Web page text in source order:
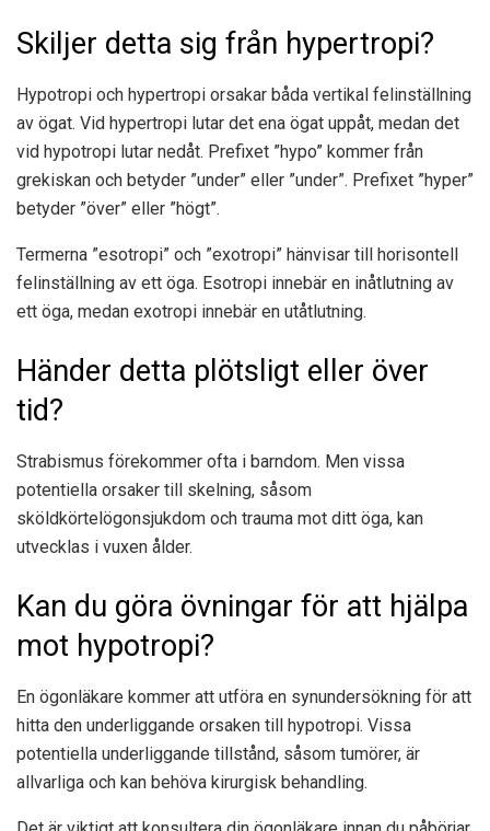
Skiljer detta sig från hypertropi?
Hypotropi och hypertropi orsakar båda vertikal felinställning
av ögat. Vid hypertropi lutar det ena ögat uppåt, medan det
vid hypotropi lutar nedåt. Prefixet ”hypo” kommer från
grekiskan och betyder ”under” eller ”under”. Prefixet ”hyper”
betyder ”över” eller ”högt”.
Termerna ”esotropi” och ”exotropi” hänvisar till horisontell
felinställning av ett öga. Esotropi innebär en inåtlutning av
ett öga, medan exotropi innebär en utåtlutning.
Händer detta plötsligt eller över
tid?
Strabismus förekommer ofta i barndom. Men vissa
potentiella orsaker till skelning, såsom
sköldkörtelögonsjukdom och trauma mot ditt öga, kan
utvecklas i vuxen ålder.
Kan du göra övningar för att hjälpa
mot hypotropi?
En ögonläkare kommer att utföra en synundersökning för att
hitta den underliggande orsaken till hypotropi. Vissa
potentiella underliggande tillstånd, såsom tumörer, är
allvarliga och kan behöva kirurgisk behandling.